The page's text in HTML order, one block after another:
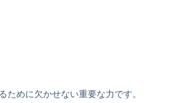
めに欠かせない重要な力です。